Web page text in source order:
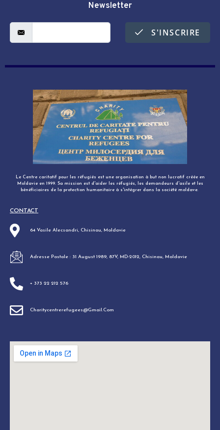
Newsletter
S'INSCRIRE
Le Centre caritatif pour les réfugiés est une organisation à but non lucratif créée en
Moldavie en 1999. Sa mission est d'aider les réfugiés, les demandeurs d'asile et les
bénéficiaires de la protection humanitaire à s'intégrer dans la société moldave. ​
CONTACT
64 Vasile Alecsandri, Chisinau, Moldavie
Adresse Postale : 31 August 1989, 87V, MD-2012, Chisinau, Moldavie
+ 373 22 212 576
Charitycentrerefugees@gmail.com